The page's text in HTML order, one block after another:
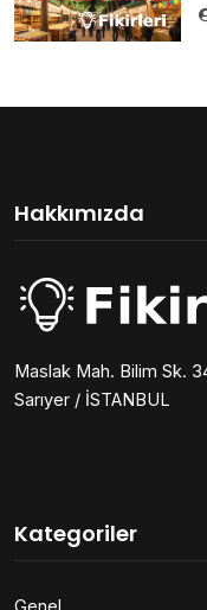
Hakkımızda
Maslak Mah. Bilim Sk.
Sarıyer / İSTANBUL
Kategoriler
Genel